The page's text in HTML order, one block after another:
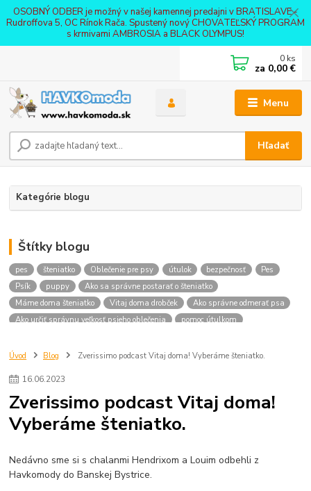
OSOBNÝ ODBER je možný v našej kamennej predajni v BRATISLAVE -
Rudroffova 5, OC Rínok Rača. Spustený nový CHOVATEĽSKÝ PROGRAM
s krmivami AMBROSIA a BLACK OLYMPUS!
Menu
Hľadať
0 ks
za 0,00 €
Kategórie blogu
Štítky blogu
pes šteniatko Oblečenie pre psy útulok bezpečnosť
Pes
Psík
puppy
Ako sa správne postarať o šteniatko
Máme doma šteniatko
Vitaj doma drobček
Ako správne odmerať psa
Ako určiť správnu veľkosť psieho oblečenia
pomoc útulkom
cestovanie
pes v aute ako vybrať šteniatko
správny výber
vianocevútulku
Úvod Blog Zverissimo podcast Vitaj doma! Vyberáme šteniatko.
16.06.2023
Zverissimo podcast Vitaj doma!
Vyberáme šteniatko.
Nedávno sme si s chalanmi Hendrixom a Louim odbehli z
Havkomody do Banskej Bystrice.